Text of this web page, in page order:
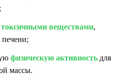
токсичными веществами,
физическую активность для
массы.